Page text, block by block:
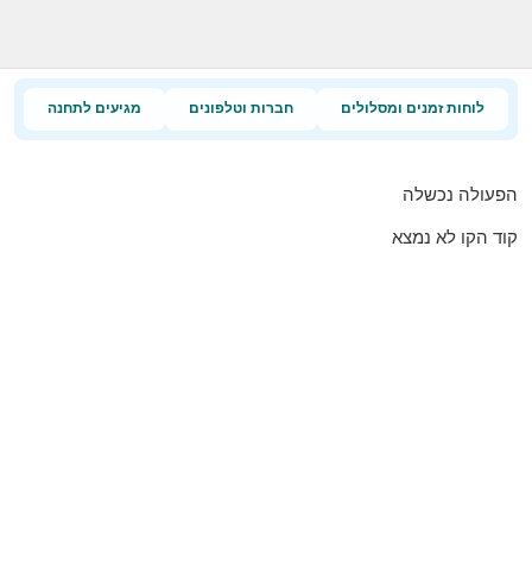
לוחות זמנים ומסלולים חברות וטלפונים מגיעים לתחנה
הפעולה נכשלה
קוד הקו לא נמצא